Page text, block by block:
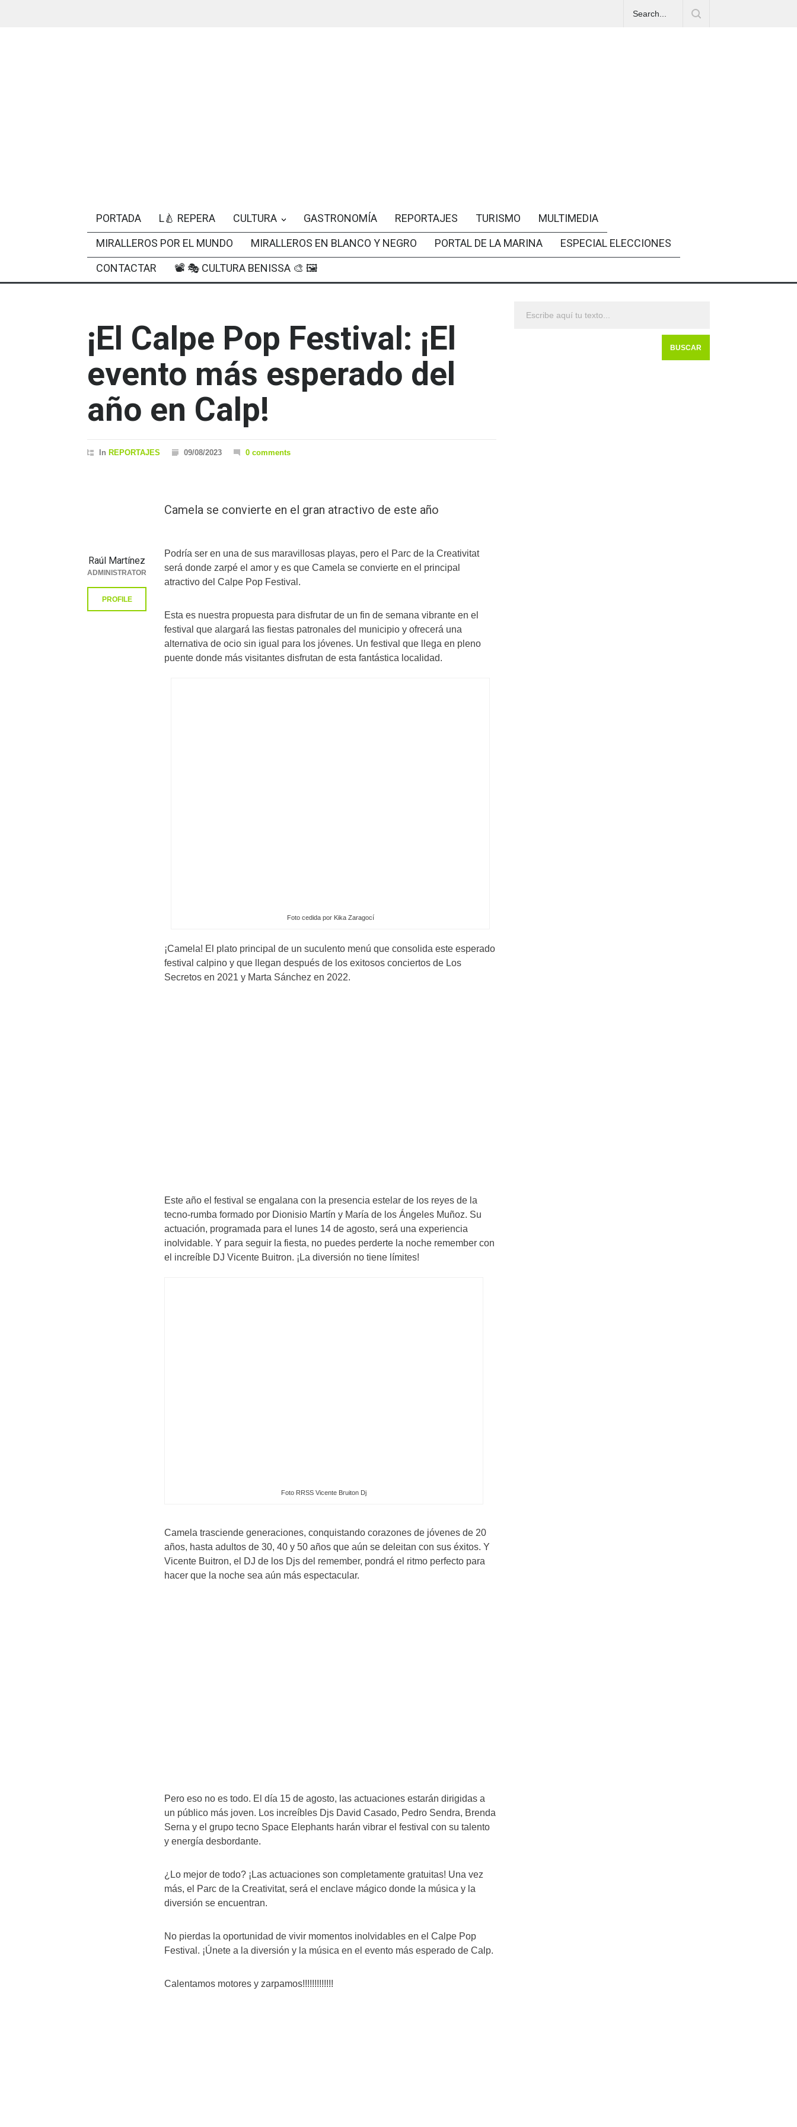
PORTADA L🍐 REPERA CULTURA GASTRONOMÍA REPORTAJES TURISMO
MULTIMEDIA
MIRALLEROS POR EL MUNDO
MIRALLEROS EN BLANCO Y NEGRO PORTAL DE LA MARINA
ESPECIAL ELECCIONES
CONTACTAR
📽 🎭 CULTURA BENISSA 🎨 🖼
¡El Calpe Pop Festival: ¡El
evento más esperado del
año en Calp!
In REPORTAJES 09/08/2023 0 comments
Camela se convierte en el gran atractivo de este año
Podría ser en una de sus maravillosas playas, pero el Parc de la Creativitat
será donde zarpé el amor y es que Camela se convierte en el principal
atractivo del Calpe Pop Festival.
Esta es nuestra propuesta para disfrutar de un fin de semana vibrante en el
festival que alargará las fiestas patronales del municipio y ofrecerá una
alternativa de ocio sin igual para los jóvenes. Un festival que llega en pleno
puente donde más visitantes disfrutan de esta fantástica localidad.
Foto cedida por Kika Zaragocí
¡Camela! El plato principal de un suculento menú que consolida este esperado
festival calpino y que llegan después de los exitosos conciertos de Los
Secretos en 2021 y Marta Sánchez en 2022.
Este año el festival se engalana con la presencia estelar de los reyes de la
tecno-rumba formado por Dionisio Martín y María de los Ángeles Muñoz. Su
actuación, programada para el lunes 14 de agosto, será una experiencia
inolvidable. Y para seguir la fiesta, no puedes perderte la noche remember con
el increíble DJ Vicente Buitron. ¡La diversión no tiene límites!
Foto RRSS Vicente Bruiton Dj
Camela trasciende generaciones, conquistando corazones de jóvenes de 20
años, hasta adultos de 30, 40 y 50 años que aún se deleitan con sus éxitos. Y
Vicente Buitron, el DJ de los Djs del remember, pondrá el ritmo perfecto para
hacer que la noche sea aún más espectacular.
Pero eso no es todo. El día 15 de agosto, las actuaciones estarán dirigidas a
un público más joven. Los increíbles Djs David Casado, Pedro Sendra, Brenda
Serna y el grupo tecno Space Elephants harán vibrar el festival con su talento
y energía desbordante.
¿Lo mejor de todo? ¡Las actuaciones son completamente gratuitas! Una vez
más, el Parc de la Creativitat, será el enclave mágico donde la música y la
diversión se encuentran.
No pierdas la oportunidad de vivir momentos inolvidables en el Calpe Pop
Festival. ¡Únete a la diversión y la música en el evento más esperado de Calp.
Calentamos motores y zarpamos!!!!!!!!!!!!!
Raúl Martínez
ADMINISTRATOR
PROFILE